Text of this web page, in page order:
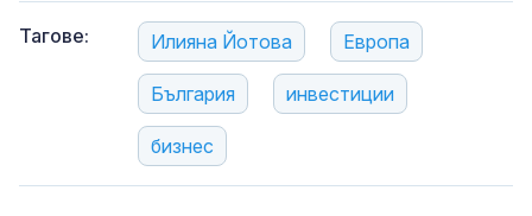
Тагове: Илияна Йотова Европа
България инвестиции
бизнес